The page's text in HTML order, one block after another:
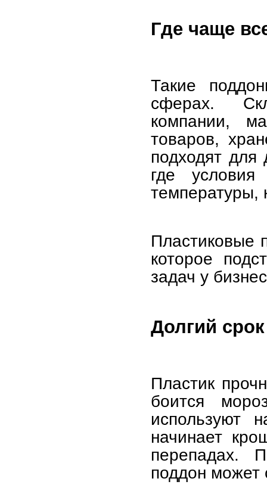
Где чаще
Такие
сферах.
компании,
товаров,
подходят
где условия
температуры,
Пластиковые
которое
задач у
Долгий
Пластик
боится
начинает
перепадах.
поддон может